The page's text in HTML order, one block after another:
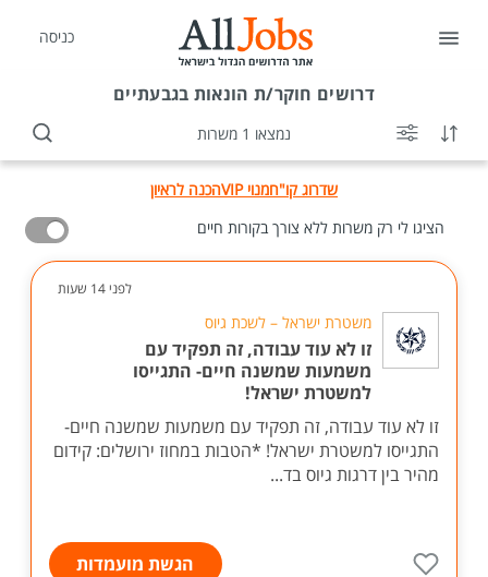
כניסה
דרושים חוקר/ת הונאות בגבעתיים
נמצאו 1 משרות
שדרוג קו"חמנוי VIP
הכנה לראיון
הציגו לי רק משרות ללא צורך בקורות חיים
לפני 14 שעות
משטרת ישראל – לשכת גיוס
זו לא עוד עבודה, זה תפקיד עם
משמעות שמשנה חיים- התגייסו
למשטרת ישראל!
זו לא עוד עבודה, זה תפקיד עם משמעות שמשנה חיים-
התגייסו למשטרת ישראל! *הטבות במחוז ירושלים: קידום
מהיר בין דרגות גיוס בד...
הגשת מועמדות